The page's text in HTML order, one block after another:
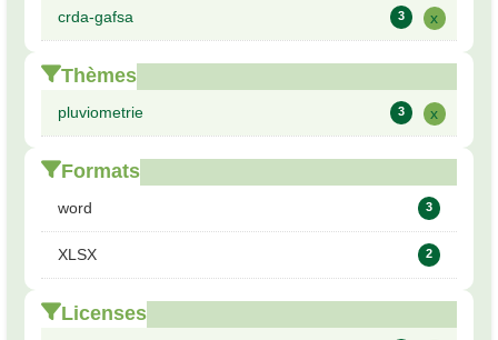
crda-gafsa 3 x
Thèmes
pluviometrie 3 x
Formats
word 3
XLSX 2
Licenses